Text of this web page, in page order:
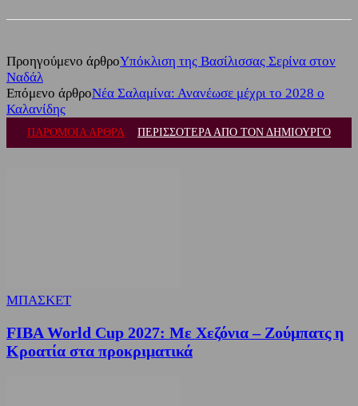
Προηγούμενο άρθροΥπόκλιση της Βασίλισσας Σερίνα στον
Ναδάλ
Επόμενο άρθροΝέα Σαλαμίνα: Ανανέωσε μέχρι το 2028 ο
Καλανίδης
ΠΑΡΟΜΟΙΑ ΑΡΘΡΑ ΠΕΡΙΣΣΟΤΕΡΑ ΑΠΟ ΤΟΝ ΔΗΜΙΟΥΡΓΟ
ΜΠΑΣΚΕΤ
FIBA World Cup 2027: Με Χεζόνια – Ζούμπατς η
Κροατία στα προκριματικά